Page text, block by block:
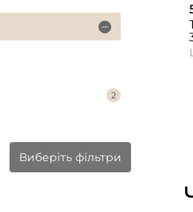
2
Виберіть фільтри